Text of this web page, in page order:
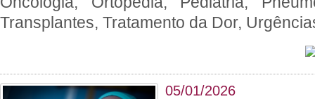
Transplantes, Tratamento da Dor,
05/01/2026